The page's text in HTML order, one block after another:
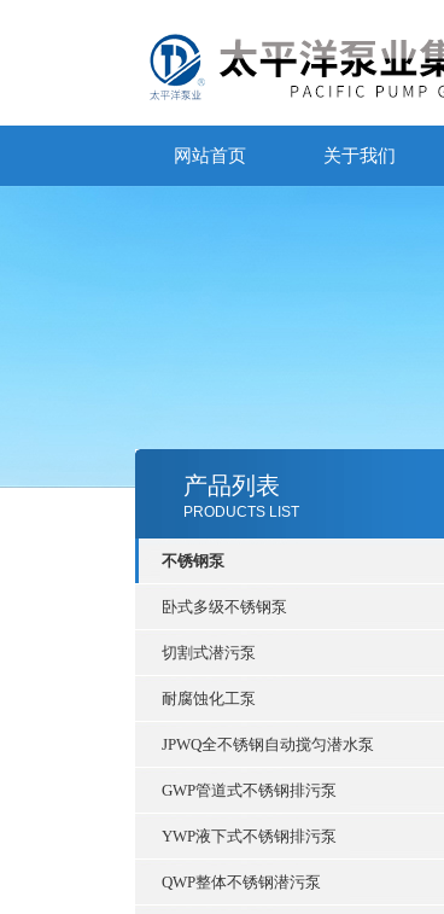
网站首页 关于我们
产品列表
PRODUCTS LIST
不锈钢泵
卧式多级不锈钢泵
切割式潜污泵
耐腐蚀化工泵
JPWQ全不锈钢自动搅匀潜水泵
GWP管道式不锈钢排污泵
YWP液下式不锈钢排污泵
QWP整体不锈钢潜污泵